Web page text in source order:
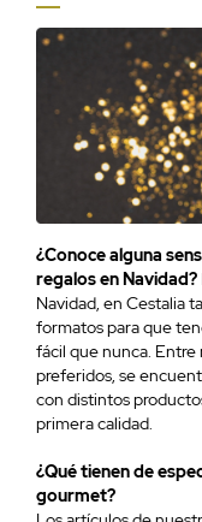
¿Conoce alguna
regalos en Navidad?
Navidad, en Cestalia
formatos para que
fácil que nunca.
preferidos, se
con distintos
primera calidad.
¿Qué tienen de
gourmet?